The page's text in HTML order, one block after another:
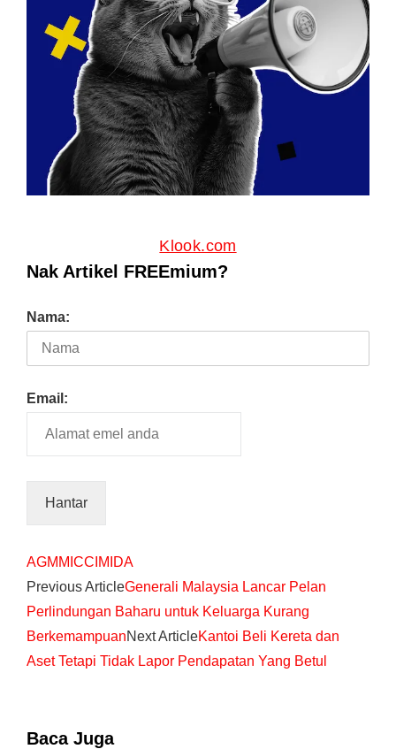
Klook.com
Nak Artikel FREEmium?
Nama:
Email:
AGM MICCI MIDA
Previous ArticleGenerali Malaysia Lancar Pelan
Perlindungan Baharu untuk Keluarga Kurang
BerkemampuanNext ArticleKantoi Beli Kereta dan
Aset Tetapi Tidak Lapor Pendapatan Yang Betul
Baca Juga